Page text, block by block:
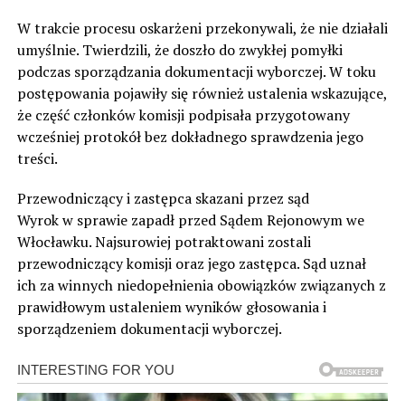
W trakcie procesu oskarżeni przekonywali, że nie działali
umyślnie. Twierdzili, że doszło do zwykłej pomyłki
podczas sporządzania dokumentacji wyborczej. W toku
postępowania pojawiły się również ustalenia wskazujące,
że część członków komisji podpisała przygotowany
wcześniej protokół bez dokładnego sprawdzenia jego
treści.
Przewodniczący i zastępca skazani przez sąd
Wyrok w sprawie zapadł przed Sądem Rejonowym we
Włocławku. Najsurowiej potraktowani zostali
przewodniczący komisji oraz jego zastępca. Sąd uznał
ich za winnych niedopełnienia obowiązków związanych z
prawidłowym ustaleniem wyników głosowania i
sporządzeniem dokumentacji wyborczej.